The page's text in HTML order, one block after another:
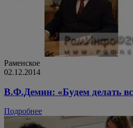
Раменское
02.12.2014
В.Ф.Демин: «Будем делать
Подробнее